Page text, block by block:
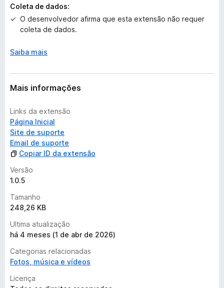
l
i
õ
s
Coleta de dados:
O desenvolvedor afirma que esta extensão não requer
coleta de dados.
Saiba mais
Mais informações
Links da extensão
Página Inicial
Site de suporte
Email de suporte
Copiar ID da extensão
Versão
1.0.5
Tamanho
248,26 KB
Ultima atualização
há 4 meses (1 de abr de 2026)
Categorias relacionadas
Fotos, música e vídeos
Licença